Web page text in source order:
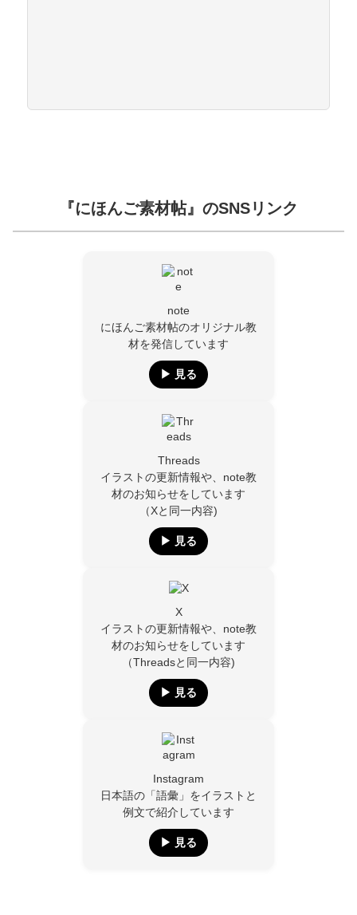
『にほんご素材帖』のSNSリンク
note
にほんご素材帖のオリジナル教
材を発信しています
▶︎ 見る
Threads
イラストの更新情報や、note教
材のお知らせをしています
（Xと同一内容)
▶︎ 見る
X
イラストの更新情報や、note教
材のお知らせをしています
（Threadsと同一内容)
▶︎ 見る
Instagram
日本語の「語彙」をイラストと
例文で紹介しています
▶︎ 見る